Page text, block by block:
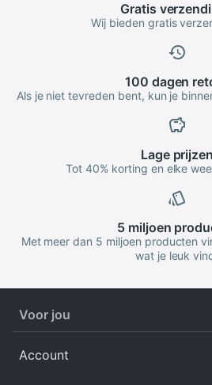
Gratis
Wij bieden gratis
100 dagen
Als je niet tevreden bent, kun je
Lageprijzen
Tot 40% korting en elke
5 miljoen
Met meer dan 5 miljoen producten
wat je leuk
Voor jou
Account